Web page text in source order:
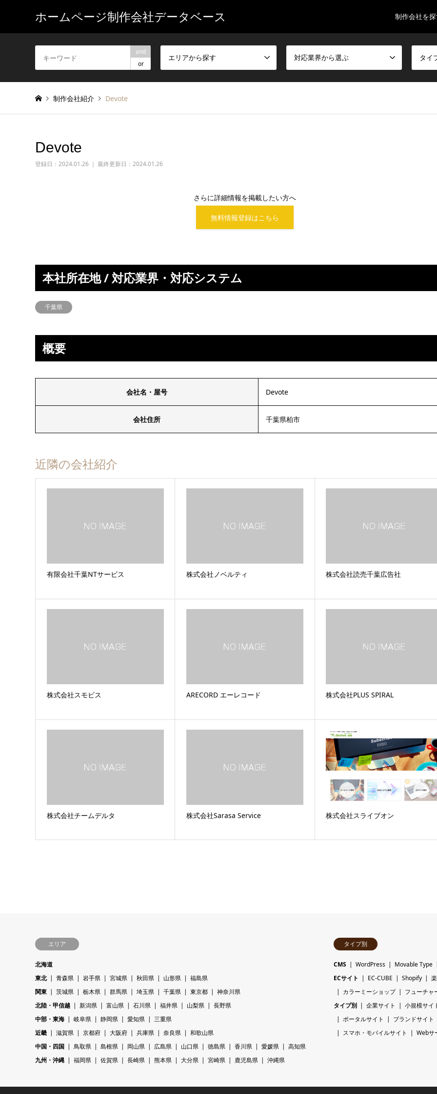
ホームページ制作会社データベース 制作会社を
and
or
エリアから探す 対応業界から選ぶ タイ
制作会社紹介 Devote
Devote
登録日： 2024.01.26 ｜ 最終更新日：2024.01.26
さらに詳細情報を掲載したい方へ
無料情報登録はこちら
本社所在地 / 対応業界・対応システム
千葉県
概要
会社名・屋号 Devote
会社住所 千葉県柏市
近隣の会社紹介
有限会社千葉NTサービス 株式会社ノベルティ 株式会社読売千葉広告社
株式会社スモビス ARECORD エーレコード 株式会社PLUS SPIRAL
株式会社チームデルタ 株式会社Sarasa Service 株式会社スライブオン
エリア
北海道
東北
青森県 岩手県 宮城県 秋田県 山形県
福島県
関東
茨城県 栃木県 群馬県 埼玉県 千葉県 東京都
神奈川県
北陸・甲信越
新潟県 富山県 石川県 福井県 山梨県
長野県
中部・東海
岐阜県 静岡県 愛知県
三重県
近畿
滋賀県 京都府 大阪府 兵庫県 奈良県
和歌山県
中国・四国
鳥取県 島根県 岡山県 広島県 山口県 徳島県 香川県 愛媛県
高知県
九州・沖縄
福岡県 佐賀県 長崎県 熊本県 大分県 宮崎県 鹿児島県 沖縄県
タイプ別
CMS WordPress
Movable Type
ECサイト
EC-CUBE Shopify
カラーミーショップ
フューチャ
タイプ別
企業サイト
小規模サイ
ポータルサイト
ブランドサイト
スマホ・モバイルサイト
Webサ